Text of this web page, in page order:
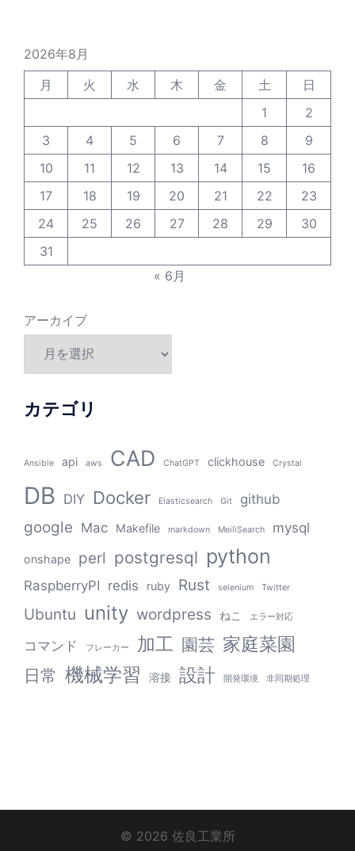
2026年8月
月
火 水 木 金 土
日
1
2
3
4 5 6 7 8
9
10
11 12 13 14 15
16
17
18 19 20 21 22
23
24
25 26 27 28 29
30
31
« 6月
アーカイブ
カテゴリ
Ansible api aws CAD ChatGPT clickhouse Crystal
DB DIY Docker Elasticsearch Git github
google Mac Makefile markdown MeiliSearch mysql
onshape perl postgresql python
RaspberryPI redis ruby Rust selenium Twitter
Ubuntu unity wordpress ねこ エラー対応
コマンド フレーカー 加工 園芸 家庭菜園
日常 機械学習 溶接 設計 開発環境 非同期処理
© 2026 佐良工業所